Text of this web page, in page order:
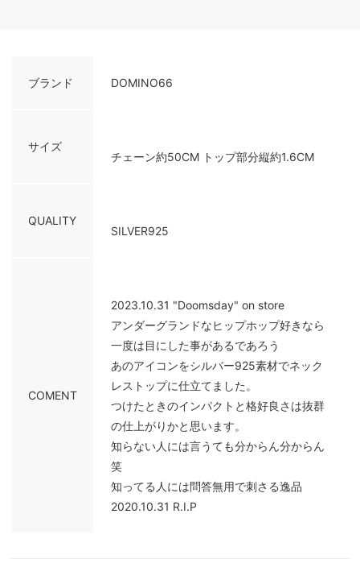
ブランド DOMINO66
サイズ
チェーン約50CM トップ部分縦約1.6CM
QUALITY
SILVER925
COMENT
2023.10.31 "Doomsday" on store
アンダーグランドなヒップホップ好きなら
一度は目にした事があるであろう
あのアイコンをシルバー925素材でネック
レストップに仕立てました。
つけたときのインパクトと格好良さは抜群
の仕上がりかと思います。
知らない人には言うても分からん分からん
笑
知ってる人には問答無用で刺さる逸品
2020.10.31 R.I.P